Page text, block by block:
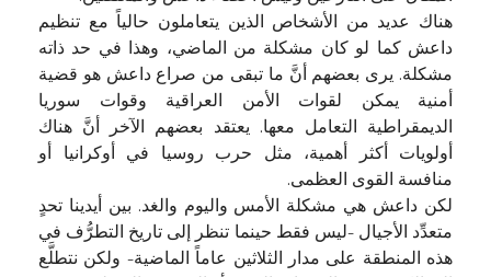
هناك عديد من الأشخاص الذين يتعاملون حالياً مع تنظيم
داعش كما لو كان مشكلة من الماضي، وهذا في حد ذاته
مشكلة. يرى بعضهم أنَّ ما تبقى من صراع داعش هو قضية
أمنية يمكن لقوات الأمن العراقية وقوات سوريا
الديمقراطية التعامل معها. يعتقد بعضهم الآخر أنَّ هناك
أولويات أكثر أهمية، مثل حرب روسيا في أوكرانيا أو
منافسة القوى العظمى.
لكن داعش هي مشكلة الأمس واليوم والغد. بين أيدينا تحدٍ
متعدِّد الأجيال -ليس فقط حينما تنظر إلى تاريخ التطرُّف في
هذه المنطقة على مدار الثلاثين عاماً الماضية- ولكن نتطلَّع